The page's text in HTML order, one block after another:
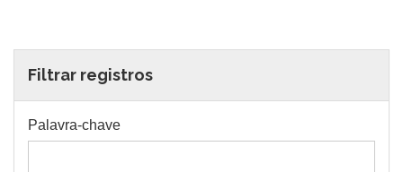
Filtrar registros
Palavra-chave